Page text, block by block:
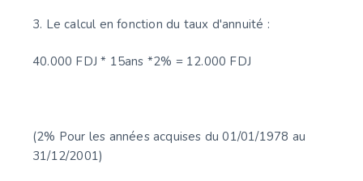
3. Le calcul en fonction du taux d'annuité :
40.000 FDJ * 15ans *2% = 12.000 FDJ
(2% Pour les années acquises du 01/01/1978 au
31/12/2001)